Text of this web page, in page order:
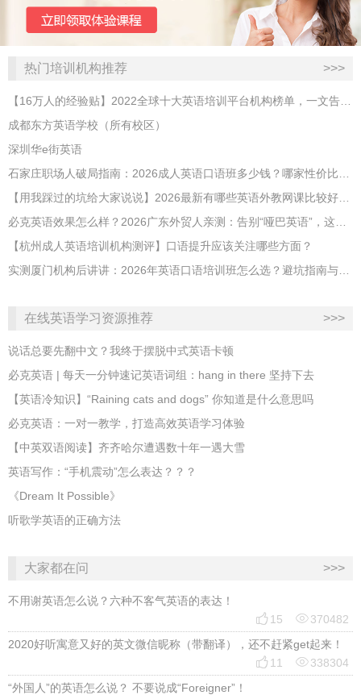
热门培训机构推荐 >>>
成都东方英语学校（所有校区）
深圳华e街英语
【杭州成人英语培训机构测评】口语提升应该关注哪些方面？
在线英语学习资源推荐 >>>
说话总要先翻中文？我终于摆脱中式英语卡顿
必克英语 | 每天一分钟速记英语词组：hang in there 坚持下去
​【英语冷知识】“Raining cats and dogs” 你知道是什么意思吗
必克英语：一对一教学，打造高效英语学习体验
【中英双语阅读】齐齐哈尔遭遇数十年一遇大雪
英语写作：“手机震动”怎么表达？？？
《Dream It Possible》
听歌学英语的正确方法
大家都在问 >>>
不用谢英语怎么说？六种不客气英语的表达！
 15 370482
2020好听寓意又好的英文微信昵称（带翻译），还不赶紧get起来！
 11 338304
“外国人”的英语怎么说？ 不要说成“Foreigner”！